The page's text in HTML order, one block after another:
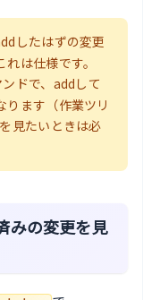
したはずの変更
は仕様です。
ドで、addして
ります（作業ツリ
見たいときは必
みの変更を見